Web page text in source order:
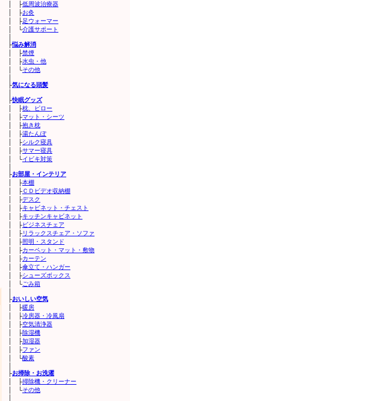
│ ├低周波治療器
│ ├お灸
│ ├足ウォーマー
│ └介護サポート
├悩み解消
│ ├禁煙
│ ├水虫・他
│ └その他
├気になる頭髪
├快眠グッズ
│ ├枕、ピロー
│ ├マット・シーツ
│ ├抱き枕
│ ├湯たんぽ
│ ├シルク寝具
│ ├サマー寝具
│ └イビキ対策
├お部屋・インテリア
│ ├本棚
│ ├ＣＤビデオ収納棚
│ ├デスク
│ ├キャビネット・チェスト
│ ├キッチンキャビネット
│ ├ビジネスチェア
│ ├リラックスチェア・ソファ
│ ├照明・スタンド
│ ├カーペット・マット・敷物
│ ├カーテン
│ ├傘立て・ハンガー
│ ├シューズボックス
│ └ごみ箱
├おいしい空気
│ ├暖房
│ ├冷房器・冷風扇
│ ├空気清浄器
│ ├除湿機
│ ├加湿器
│ ├ファン
│ └酸素
├お掃除・お洗濯
│ ├掃除機・クリーナー
│ └その他